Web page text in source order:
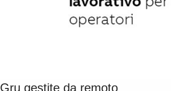
Gru gestite da remoto